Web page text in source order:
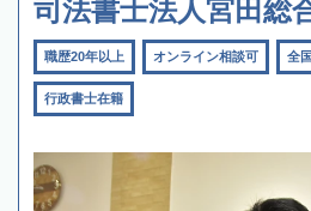
司法書士法人宮田総
職歴20年以上 オンライン相談可 全
行政書士在籍